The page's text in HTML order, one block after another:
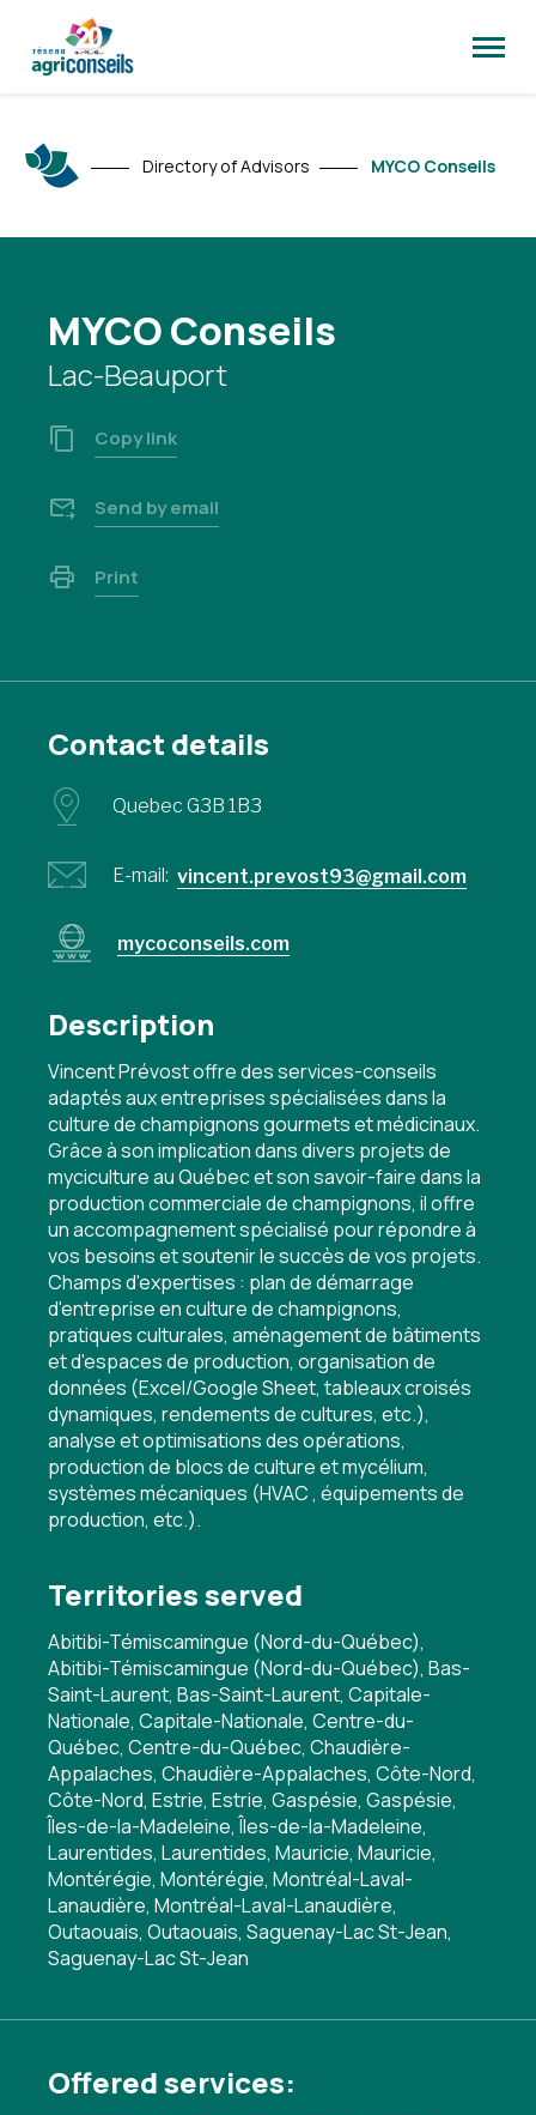
site
Directory of Advisors MYCO Conseils
MYCO Conseils
Lac-Beauport
Copy link
Send by email
Print
Contact details
Quebec G3B 1B3
E-mail: vincent.prevost93@gmail.com
mycoconseils.com
Description
Vincent Prévost offre des services-conseils
adaptés aux entreprises spécialisées dans la
culture de champignons gourmets et médicinaux.
Grâce à son implication dans divers projets de
myciculture au Québec et son savoir-faire dans la
production commerciale de champignons, il offre
un accompagnement spécialisé pour répondre à
vos besoins et soutenir le succès de vos projets.
Champs d'expertises : plan de démarrage
d'entreprise en culture de champignons,
pratiques culturales, aménagement de bâtiments
et d'espaces de production, organisation de
données (Excel/Google Sheet, tableaux croisés
dynamiques, rendements de cultures, etc.),
analyse et optimisations des opérations,
production de blocs de culture et mycélium,
systèmes mécaniques (HVAC , équipements de
production, etc.).
Territories served
Abitibi-Témiscamingue (Nord-du-Québec),
Abitibi-Témiscamingue (Nord-du-Québec), Bas-
Saint-Laurent, Bas-Saint-Laurent, Capitale-
Nationale, Capitale-Nationale, Centre-du-
Québec, Centre-du-Québec, Chaudière-
Appalaches, Chaudière-Appalaches, Côte-Nord,
Côte-Nord, Estrie, Estrie, Gaspésie, Gaspésie,
Îles-de-la-Madeleine, Îles-de-la-Madeleine,
Laurentides, Laurentides, Mauricie, Mauricie,
Montérégie, Montérégie, Montréal-Laval-
Lanaudière, Montréal-Laval-Lanaudière,
Outaouais, Outaouais, Saguenay-Lac St-Jean,
Saguenay-Lac St-Jean
Offered services: